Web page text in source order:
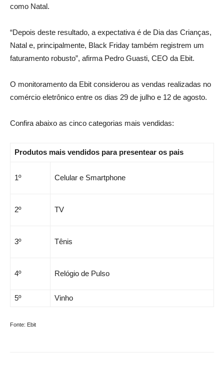
como Natal.
“Depois deste resultado, a expectativa é de Dia das Crianças,
Natal e, principalmente, Black Friday também registrem um
faturamento robusto”, afirma Pedro Guasti, CEO da Ebit.
O monitoramento da Ebit considerou as vendas realizadas no
comércio eletrônico entre os dias 29 de julho e 12 de agosto.
Confira abaixo as cinco categorias mais vendidas:
Produtos mais vendidos para presentear os pais
1º Celular e Smartphone
2º TV
3º Tênis
4º Relógio de Pulso
5º Vinho
Fonte: Ebit